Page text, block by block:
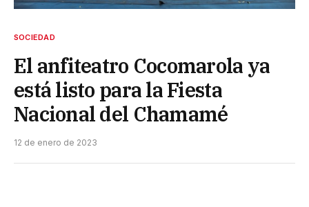
SOCIEDAD
El anfiteatro Cocomarola ya
está listo para la Fiesta
Nacional del Chamamé
12 de enero de 2023